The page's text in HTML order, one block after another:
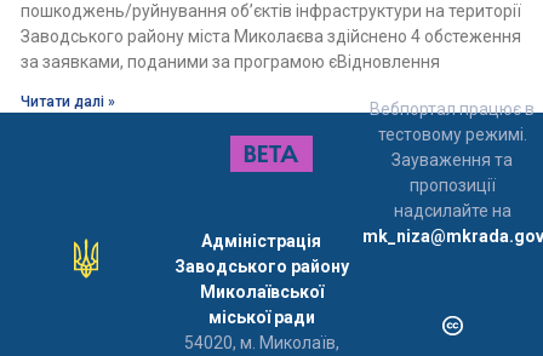
пошкоджень/руйнування об’єктів інфраструктури на території
Заводського району міста Миколаєва здійснено 4 обстеження
за заявками, поданими за програмою єВідновлення
Читати далі »
Адміністрація
Заводського району
Миколаївської
міської ради
54020, м. Миколаїв,
Вебпортал працює в
тестовому режимі.
Зауваження та
пропозиції
надсилайте на